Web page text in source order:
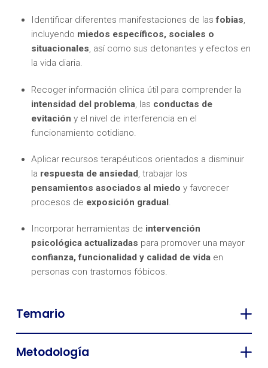
Identificar diferentes manifestaciones de lasfobias,
incluyendo miedos específicos, sociales o
situacionales, así como sus detonantes y efectos en
la vida diaria.
Recoger información clínica útil para comprender la
intensidad del problema, las conductas de
evitación y el nivel de interferencia en el
funcionamiento cotidiano.
Aplicar recursos terapéuticos orientados a disminuir
la respuesta de ansiedad, trabajar los
pensamientos asociados al miedo y favorecer
procesos de exposición gradual.
Incorporar herramientas de intervención
psicológica actualizadas para promover una mayor
confianza, funcionalidad y calidad de vida en
personas con trastornos fóbicos.
Temario
Metodología